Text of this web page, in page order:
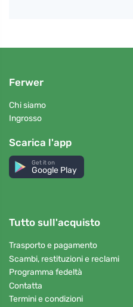
Ferwer
Chi siamo
Ingrosso
Scarica l'app
Get it on
Google Play
Tutto sull'acquisto
Trasporto e pagamento
Scambi, restituzioni e reclami
Programma fedeltà
Contatta
Termini e condizioni